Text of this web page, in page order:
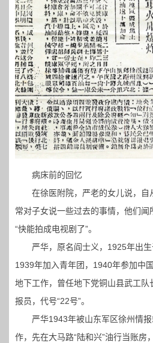
病床前的回忆
在徐医附院，严老的女儿说，自
常对子女说一些过去的事情，他们闻
“快能拍成电视剧了”。
严华，原名阎士义，1925年出生
1939年加入青年团，1940年参加中
地下工作，曾任地下党铜山县武工
报员，代号“22号”。
严华1943年被山东军区徐州情报
作，先在大马路“陆和兴”油行当账房